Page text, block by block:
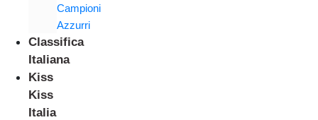
Campioni
Azzurri
Classifica
Italiana
Kiss
Kiss
Italia